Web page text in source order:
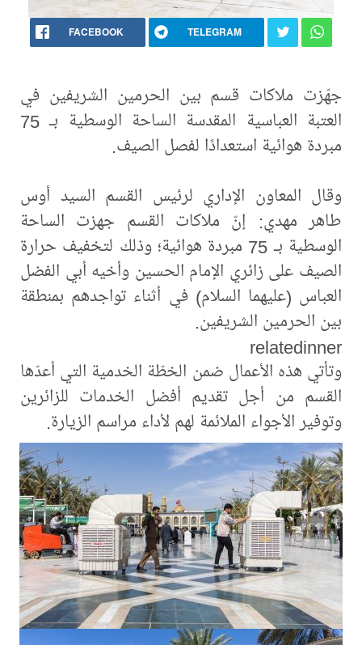
FACEBOOK TELEGRAM
جهّزت ملاكات قسم بين الحرمين الشريفين في
العتبة العباسية المقدسة الساحة الوسطية بـ 75
مبردة هوائية استعدادًا لفصل الصيف.
وقال المعاون الإداري لرئيس القسم السيد أوس
طاهر مهدي: إنّ ملاكات القسم جهزت الساحة
الوسطية بـ 75 مبردة هوائية؛ وذلك لتخفيف حرارة
الصيف على زائري الإمام الحسين وأخيه أبي الفضل
العباس (عليهما السلام) في أثناء تواجدهم بمنطقة
بين الحرمين الشريفين.
relatedinner
وتأتي هذه الأعمال ضمن الخطّة الخدمية التي أعدّها
القسم من أجل تقديم أفضل الخدمات للزائرين
وتوفير الأجواء الملائمة لهم لأداء مراسم الزيارة.